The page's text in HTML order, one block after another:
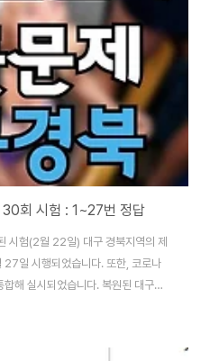
요양TV가 출처입니다. 위의 영상을
요양보호사 기출문제 30회의 문제와
30회 시험 : 1~27번 정답
시험(2월 22일) 대구 경북지역의 제
일 시행되었습니다. 또한, 코로나
해 실시되었습니다. 복원된 대구경
해당 문제는 쉬리쌤의요양TV에
문제 및 정답 확인하시면 됩니다. 다